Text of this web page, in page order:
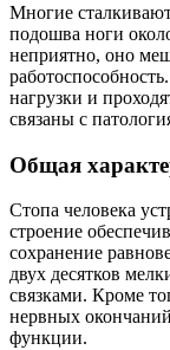
Многие
подошва ноги
неприятно, оно
нагрузки и
связаны с
Общая
Стопа человека
строение
сохранение
двух десятков
связками. Кроме
нервных
функции.